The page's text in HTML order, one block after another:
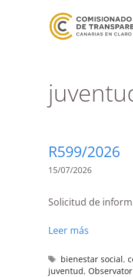
R599/2026
15/07/2026
Solicitud de
Leer más
bienestar social,
juventud,